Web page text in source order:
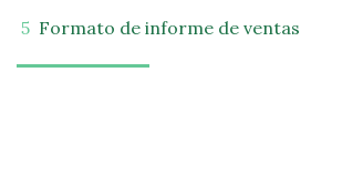
Formato de informe de ventas